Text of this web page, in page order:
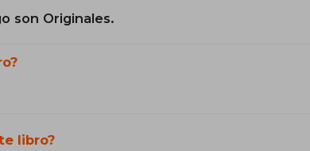
son Originales.
libro?